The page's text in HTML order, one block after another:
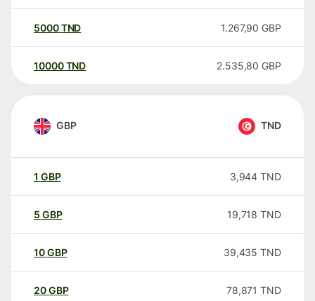
5000TND 1.267,90 GBP
10000 TND 2.535,80 GBP
GBP TND
1 GBP 3,944 TND
5 GBP 19,718 TND
10GBP 39,435 TND
20GBP 78,871 TND